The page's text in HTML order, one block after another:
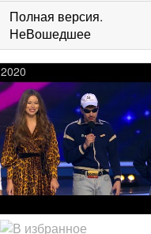
Полная версия.
НеВошедшее
2020